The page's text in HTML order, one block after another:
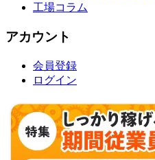
工場コラム
アカウント
会員登録
ログイン